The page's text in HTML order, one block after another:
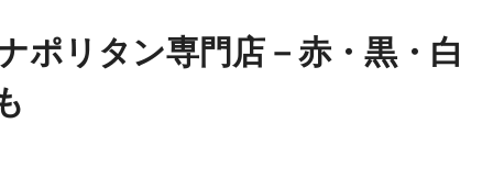
ポリタン専門店－赤・黒・白